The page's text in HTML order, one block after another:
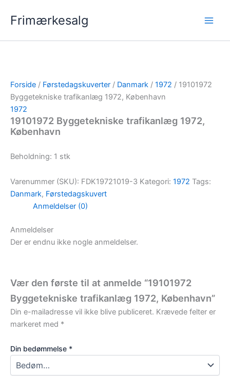
Frimærkesalg
Forside / Førstedagskuverter / Danmark / 1972 / 19101972
Byggetekniske trafikanlæg 1972, København
1972
19101972 Byggetekniske trafikanlæg 1972,
København
Beholdning: 1 stk
Varenummer (SKU): FDK19721019-3 Kategori: 1972 Tags:
Danmark, Førstedagskuvert
Anmeldelser (0)
Anmeldelser
Der er endnu ikke nogle anmeldelser.
Vær den første til at anmelde “19101972
Byggetekniske trafikanlæg 1972, København”
Din e-mailadresse vil ikke blive publiceret. Krævede felter er
markeret med *
Din bedømmelse *